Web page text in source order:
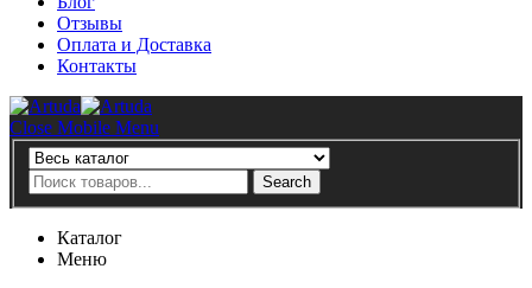
Отзывы
Оплата и Доставка
Контакты
Artuda
Close Mobile Menu
Search
Search
Каталог
Меню